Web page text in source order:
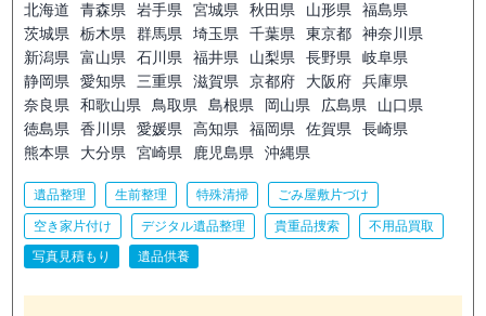
北海道
青森県 岩手県 宮城県 秋田県 山形県
福島県
茨城県
栃木県 群馬県 埼玉県 千葉県 東京都
神奈川県
新潟県
富山県 石川県 福井県 山梨県 長野県
岐阜県
静岡県
愛知県 三重県 滋賀県 京都府 大阪府
兵庫県
奈良県
和歌山県 鳥取県 島根県 岡山県 広島県
山口県
徳島県
香川県 愛媛県 高知県 福岡県 佐賀県
長崎県
熊本県
大分県 宮崎県 鹿児島県 沖縄県
遺品整理 生前整理 特殊清掃 ごみ屋敷片づけ
空き家片付け デジタル遺品整理 貴重品捜索
不用品買取
写真見積もり
遺品供養